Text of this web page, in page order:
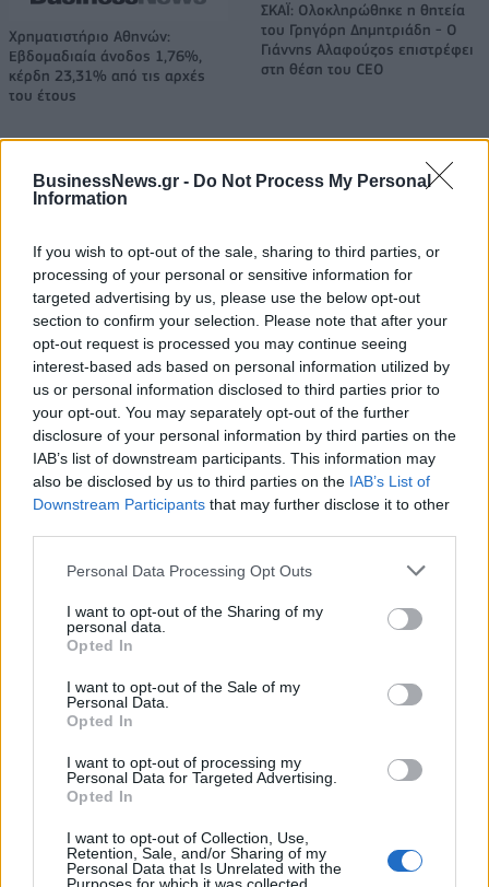
BusinessNews.gr - Do Not Process My Personal
Information
If you wish to opt-out of the sale, sharing to third parties, or
processing of your personal or sensitive information for
targeted advertising by us, please use the below opt-out
section to confirm your selection. Please note that after your
opt-out request is processed you may continue seeing
interest-based ads based on personal information utilized by
us or personal information disclosed to third parties prior to
your opt-out. You may separately opt-out of the further
disclosure of your personal information by third parties on the
IAB’s list of downstream participants. This information may
also be disclosed by us to third parties on the IAB’s List of
Downstream Participants that may further disclose it to other
Personal Data Processing Opt Outs
I want to opt-out of the Sharing of my
personal data.
Opted In
I want to opt-out of the Sale of my
Personal Data.
Opted In
I want to opt-out of processing my
Personal Data for Targeted Advertising.
Opted In
I want to opt-out of Collection, Use,
Retention, Sale, and/or Sharing of my
Personal Data that Is Unrelated with the
Χρηματιστήριο Αθηνών:
Εβδομαδιαία άνοδος 1,76%,
κέρδη 23,31% από τις αρχές
του έτους
ΣΚΑΪ: Ολοκληρώθηκε η θητεία
του Γρηγόρη Δημητριάδη - Ο
Γιάννης Αλαφούζος επιστρέφει
στη θέση του CEO
Media: Με ενίσχυση 8 εκατ. ευρώ σε 451 επιχειρήσεις ξεκίνησε το
πρόγραμμα στήριξης- Κάλυψη εισφορών ΕΔΟΕΑΠ
Η Toyota φέρνει νέα γενιά
μπαταριών για τα υβριδικά της
Σε κινεζική… πολιορκία η
ευρωπαϊκή
αυτοκινητοβιομηχανία
Νέο Audi A2 e-tron με στόχο την κορυφή της αποδοτικότητας
Η Κέλσι Μίτσελ έγραψε ιστορία
στη νίκη της Ιντιάνα επί του
Πήρε το ντέρμπι κορυφής η
Μινεσότα Λινξ, 98-87 τις Λας
Ελληνική Αναπτυξιακή Τράπεζα: Με «προίκα» 2 δισ. ευρώ ανοίγει
δρόμο για δάνεια έως 5 δισ. σε μικρομεσαίες
εκατ. ευρώ και αύξηση κερδών
57% - Τα νέα στοιχήματα σε
low & non alcohol
Χρηματοοικονομικός
σύμβουλος της ΔΕΗ για την